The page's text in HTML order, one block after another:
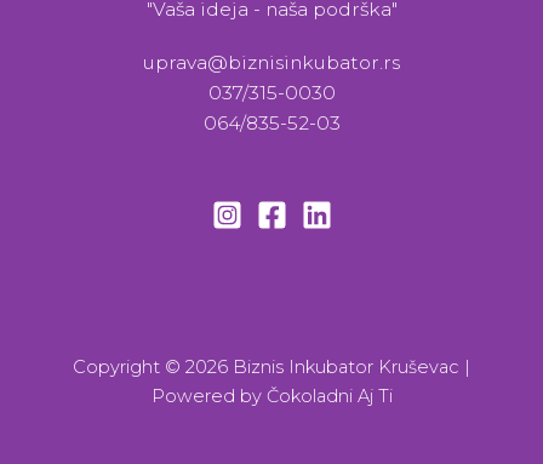
"Vaša ideja - naša podrška"
uprava@biznisinkubator.rs
037/315-0030
064/835-52-03
Copyright © 2026 Biznis Inkubator Kruševac |
Powered by Čokoladni Aj Ti